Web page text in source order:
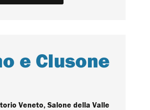
e Clusone
Veneto, Salone della Valle